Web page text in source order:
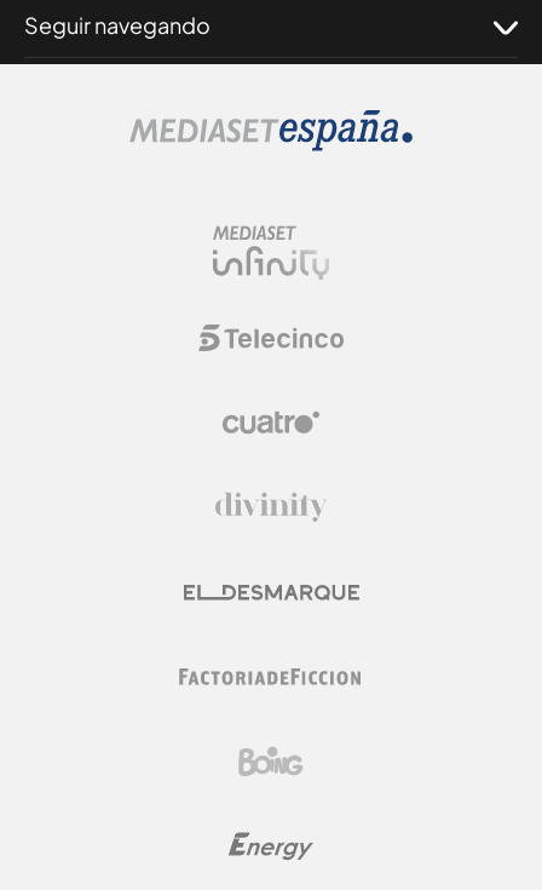
Seguir navegando